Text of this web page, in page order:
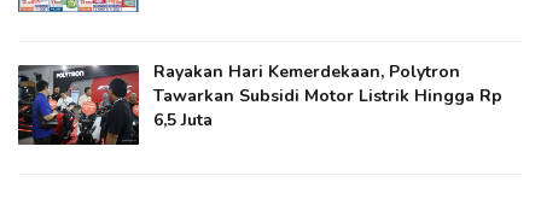
Rayakan Hari Kemerdekaan, Polytron
Tawarkan Subsidi Motor Listrik Hingga Rp
6,5 Juta